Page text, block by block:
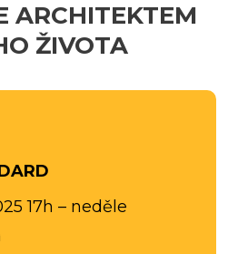
ARCHITEKTEM
ŽIVOTA
17h – neděle